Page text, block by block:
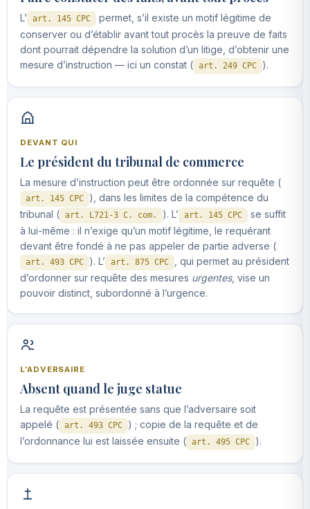
L’ art. 145 CPC
permet, s’il existe un motif légitime de
conserver ou d’établir avant tout procès la preuve de faits
dont pourrait dépendre la solution d’un litige, d’obtenir une
mesure d’instruction — ici un constat ( art. 249 CPC ).
DEVANT QUI
Le président du tribunal de commerce
La mesure d’instruction peut être ordonnée sur requête (
art. 145 CPC
), dans les limites de la compétence du
tribunal ( art. L721-3 C. com. ). L’ art. 145 CPC
se suffit
à lui-même : il n’exige qu’un motif légitime, le requérant
devant être fondé à ne pas appeler de partie adverse (
art. 493 CPC ). L’ art. 875 CPC
, qui permet au président
d’ordonner sur requête des mesures urgentes, vise un
pouvoir distinct, subordonné à l’urgence.
L’ADVERSAIRE
Absent quand le juge statue
La requête est présentée sans que l’adversaire soit
appelé ( art. 493 CPC
) ; copie de la requête et de
l’ordonnance lui est laissée ensuite ( art. 495 CPC ).